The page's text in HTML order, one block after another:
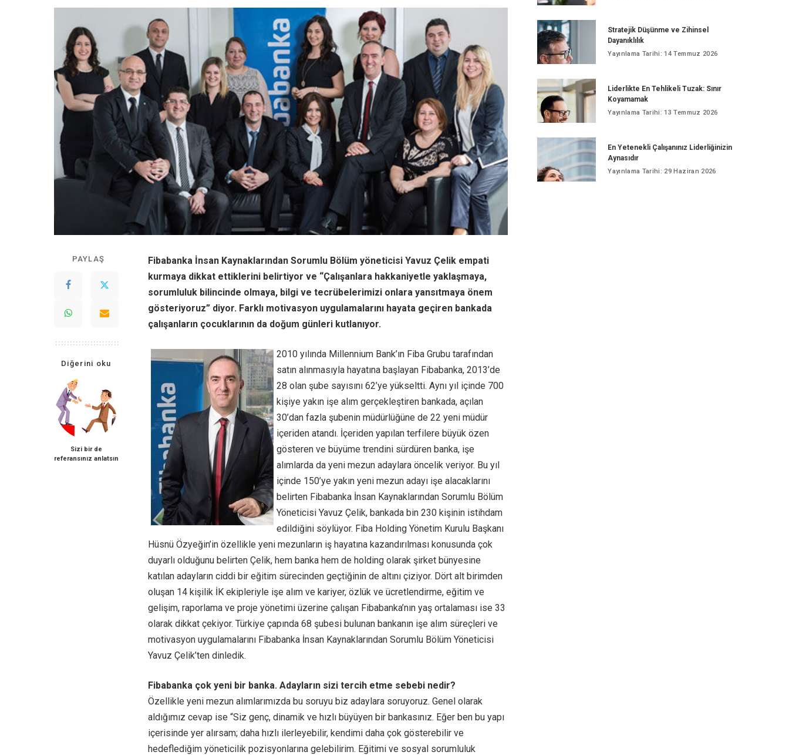
PAYLAŞ
Diğerini oku
Sizi bir de
referansınız anlatsın
Fibabanka İnsan Kaynaklarından Sorumlu Bölüm yöneticisi Yavuz Çelik empati
kurmaya dikkat ettiklerini belirtiyor ve “Çalışanlara hakkaniyetle yaklaşmaya,
sorumluluk bilincinde olmaya, bilgi ve tecrübelerimizi onlara yansıtmaya önem
gösteriyoruz” diyor. Farklı motivasyon uygulamalarını hayata geçiren bankada
çalışanların çocuklarının da doğum günleri kutlanıyor.
2010 yılında Millennium Bank’ın Fiba Grubu tarafından
satın alınmasıyla hayatına başlayan Fibabanka, 2013’de
28 olan şube sayısını 62’ye yükseltti. Aynı yıl içinde 700
kişiye yakın işe alım gerçekleştiren bankada, açılan
30’dan fazla şubenin müdürlüğüne de 22 yeni müdür
içeriden atandı. İçeriden yapılan terfilere büyük özen
gösteren ve büyüme trendini sürdüren banka, işe
alımlarda da yeni mezun adaylara öncelik veriyor. Bu yıl
içinde 150’ye yakın yeni mezun adayı işe alacaklarını
belirten Fibabanka İnsan Kaynaklarından Sorumlu Bölüm
Yöneticisi Yavuz Çelik, bankada bin 230 kişinin istihdam
edildiğini söylüyor. Fiba Holding Yönetim Kurulu Başkanı
Hüsnü Özyeğin’in özellikle yeni mezunların iş hayatına kazandırılması konusunda çok
duyarlı olduğunu belirten Çelik, hem banka hem de holding olarak şirket bünyesine
katılan adayların ciddi bir eğitim sürecinden geçtiğinin de altını çiziyor. Dört alt birimden
oluşan 14 kişilik İK ekipleriyle işe alım ve kariyer, özlük ve ücretlendirme, eğitim ve
gelişim, raporlama ve proje yönetimi üzerine çalışan Fibabanka’nın yaş ortalaması ise 33
olarak dikkat çekiyor. Türkiye çapında 68 şubesi bulunan bankanın işe alım süreçleri ve
motivasyon uygulamalarını Fibabanka İnsan Kaynaklarından Sorumlu Bölüm Yöneticisi
Yavuz Çelik’ten dinledik.
Fibabanka çok yeni bir banka. Adayların sizi tercih etme sebebi nedir?
Özellikle yeni mezun alımlarımızda bu soruyu biz adaylara soruyoruz. Genel olarak
aldığımız cevap ise “Siz genç, dinamik ve hızlı büyüyen bir bankasınız. Eğer ben bu yapı
içerisinde yer alırsam; daha hızlı ilerleyebilir, kendimi daha çok gösterebilir ve
hedeflediğim yöneticilik pozisyonlarına gelebilirim. Eğitimi ve sosyal sorumluluk
Stratejik Düşünme ve Zihinsel
Dayanıklılık
Yayınlama Tarihi: 14 Temmuz 2026
Liderlikte En Tehlikeli Tuzak: Sınır
Koyamamak
Yayınlama Tarihi: 13 Temmuz 2026
En Yetenekli Çalışanınız Liderliğinizin
Aynasıdır
Yayınlama Tarihi: 29 Haziran 2026